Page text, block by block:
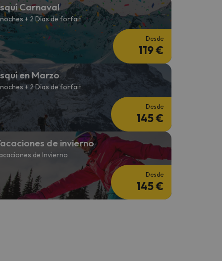
Carnaval
+ 2 Días de forfait
Desde
119 €
en Marzo
+ 2 Días de forfait
Desde
145 €
de invierno
de Invierno
Desde
145 €